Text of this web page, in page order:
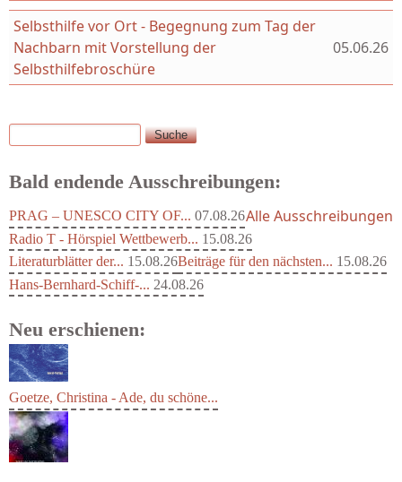
Selbsthilfe vor Ort - Begegnung zum Tag der
Nachbarn mit Vorstellung der
Selbsthilfebroschüre
05.06.26
Suchformular
Suche
Bald endende Ausschreibungen:
PRAG – UNESCO CITY OF... 07.08.26
Radio T - Hörspiel Wettbewerb... 15.08.26
Literaturblätter der... 15.08.26Beiträge für den nächsten... 15.08.26
Hans-Bernhard-Schiff-... 24.08.26
Alle Ausschreibungen
Neu erschienen:
Goetze, Christina - Ade, du schöne...